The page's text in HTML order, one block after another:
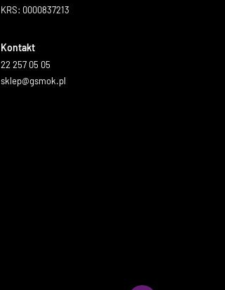
KRS: 0000837213
Kontakt
22 257 05 05
sklep@gsmok.pl